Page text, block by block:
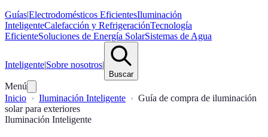
Guías|Electrodomésticos EficientesIluminación
InteligenteCalefacción y RefrigeraciónTecnología
EficienteSoluciones de Energía SolarSistemas de Agua
Inteligente|Sobre nosotros|
Buscar
Menú
Inicio
Iluminación Inteligente
Guía de compra de iluminación
solar para exteriores
Iluminación Inteligente